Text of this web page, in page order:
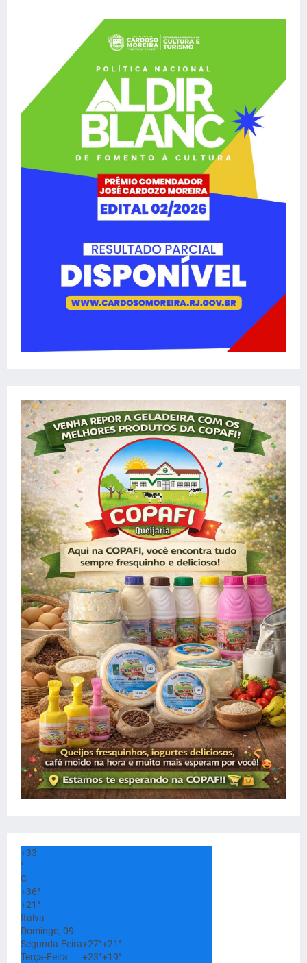
+33
°
C
+36°
+21°
Italva
Domingo, 09
Segunda-Feira+27°+21°
Terça-Feira
+23°+19°